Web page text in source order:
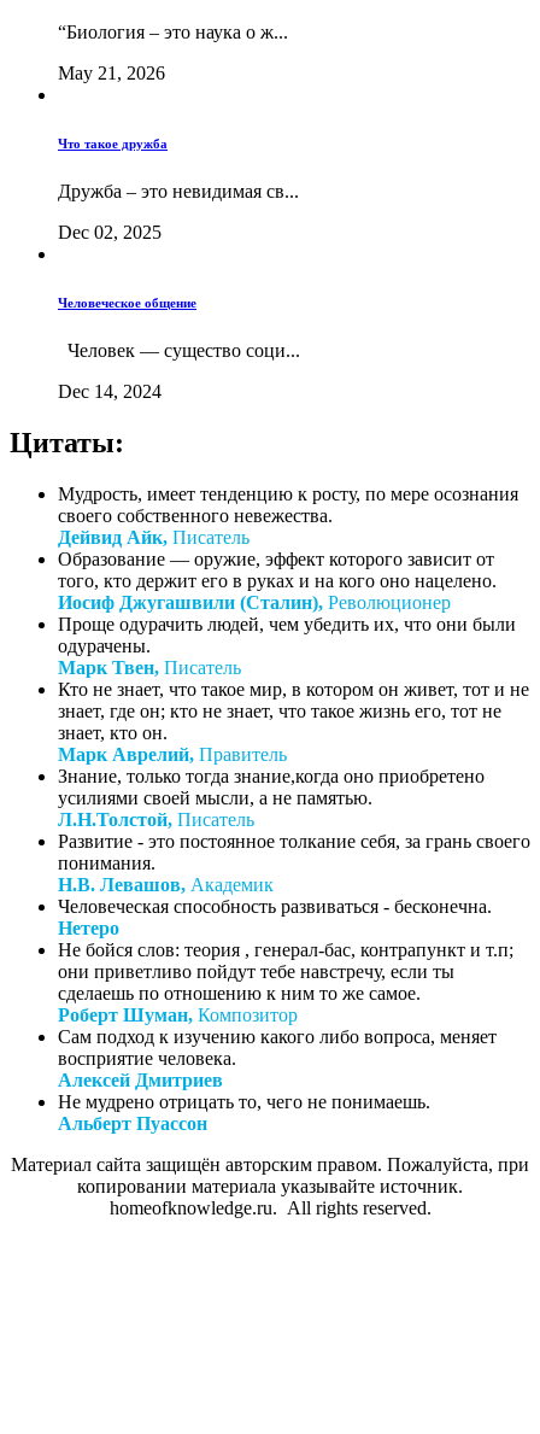
“Биология – это наука о ж...
May 21, 2026
Что такое дружба
Дружба – это невидимая св...
Dec 02, 2025
Человеческое общение
Человек — существо соци...
Dec 14, 2024
Цитаты:
Мудрость, имеет тенденцию к росту, по мере осознания
своего собственного невежества.
Дейвид Айк, Писатель
Образование — оружие, эффект которого зависит от
того, кто держит его в руках и на кого оно нацелено.
Иосиф Джугашвили (Сталин), Революционер
Проще одурачить людей, чем убедить их, что они были
одурачены.
Марк Твен, Писатель
Кто не знает, что такое мир, в котором он живет, тот и не
знает, где он; кто не знает, что такое жизнь его, тот не
знает, кто он.
Марк Аврелий, Правитель
Знание, только тогда знание,когда оно приобретено
усилиями своей мысли, а не памятью.
Л.Н.Толстой, Писатель
Развитие - это постоянное толкание себя, за грань своего
понимания.
Н.В. Левашов, Академик
Человеческая способность развиваться - бесконечна.
Нетеро
Не бойся слов: теория , генерал-бас, контрапункт и т.п;
они приветливо пойдут тебе навстречу, если ты
сделаешь по отношению к ним то же самое.
Роберт Шуман, Композитор
Сам подход к изучению какого либо вопроса, меняет
восприятие человека.
Алексей Дмитриев
Не мудрено отрицать то, чего не понимаешь.
Альберт Пуассон
Материал сайта защищён авторским правом. Пожалуйста, при
копировании материала указывайте источник.
homeofknowledge.ru. All rights reserved.